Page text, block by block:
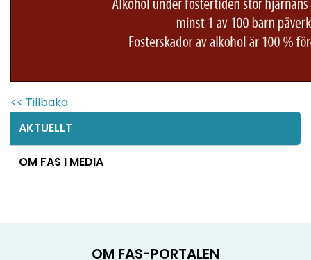
AKTUELLT
OM FAS I MEDIA
<< Tillbaka
OM FAS-PORTALEN